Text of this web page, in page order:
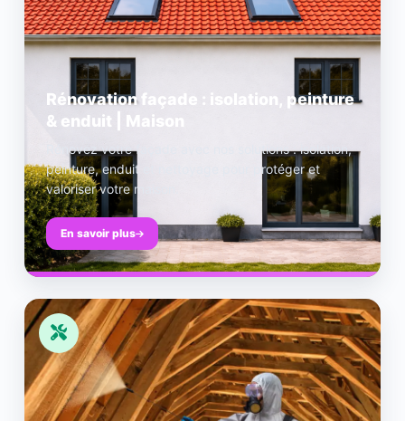
Rénovation façade : isolation, peinture
& enduit | Maison
Rénovez votre façade avec nos solutions : isolation,
peinture, enduit et nettoyage pour protéger et
valoriser votre maison.
En savoir plus